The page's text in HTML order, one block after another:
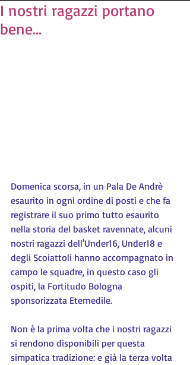
I nostri ragazzi portano
bene...
Domenica scorsa, in un Pala De Andrè
esaurito in ogni ordine di posti e che fa
registrare il suo primo tutto esaurito
nella storia del basket ravennate, alcuni
nostri ragazzi dell'Under16, Under18 e
degli Scoiattoli hanno accompagnato in
campo le squadre, in questo caso gli
ospiti, la Fortitudo Bologna
sponsorizzata Eternedile.
Non è la prima volta che i nostri ragazzi
si rendono disponibili per questa
simpatica tradizione: e già la terza volta